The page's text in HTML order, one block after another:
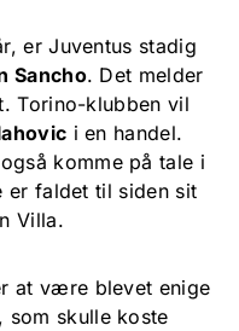
er Juventus stadig
Sancho. Det melder
Torino-klubben vil
i en handel.
også komme på tale i
er faldet til siden sit
Villa.
at være blevet enige
som skulle koste